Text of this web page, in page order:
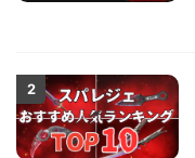
2